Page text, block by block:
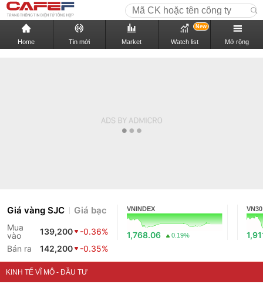
Home Tin mới Market Watch list
New
Mở rộng
Giá vàng SJC Giá bạc
Mua
vào
139,200
-0.36%
Bán ra
142,200 -0.35%
VNINDEX
1,768.06 0.19%
VN30
KINH TẾ VĨ MÔ - ĐẦU TƯ